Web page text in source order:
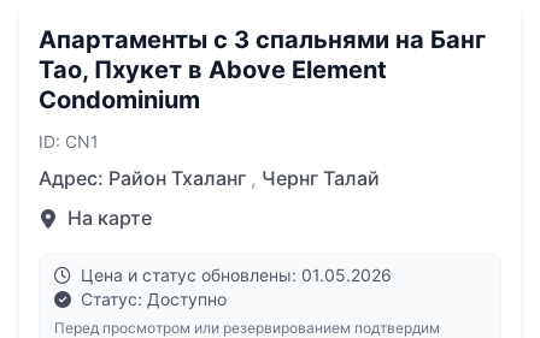
Апартаменты с 3 спальнями на Банг
Тао, Пхукет в Above Element
Condominium
ID: CN1
Адрес: Район Тхаланг , Чернг Талай
На карте
Цена и статус обновлены: 01.05.2026
Статус: Доступно
Перед просмотром или резервированием подтвердим